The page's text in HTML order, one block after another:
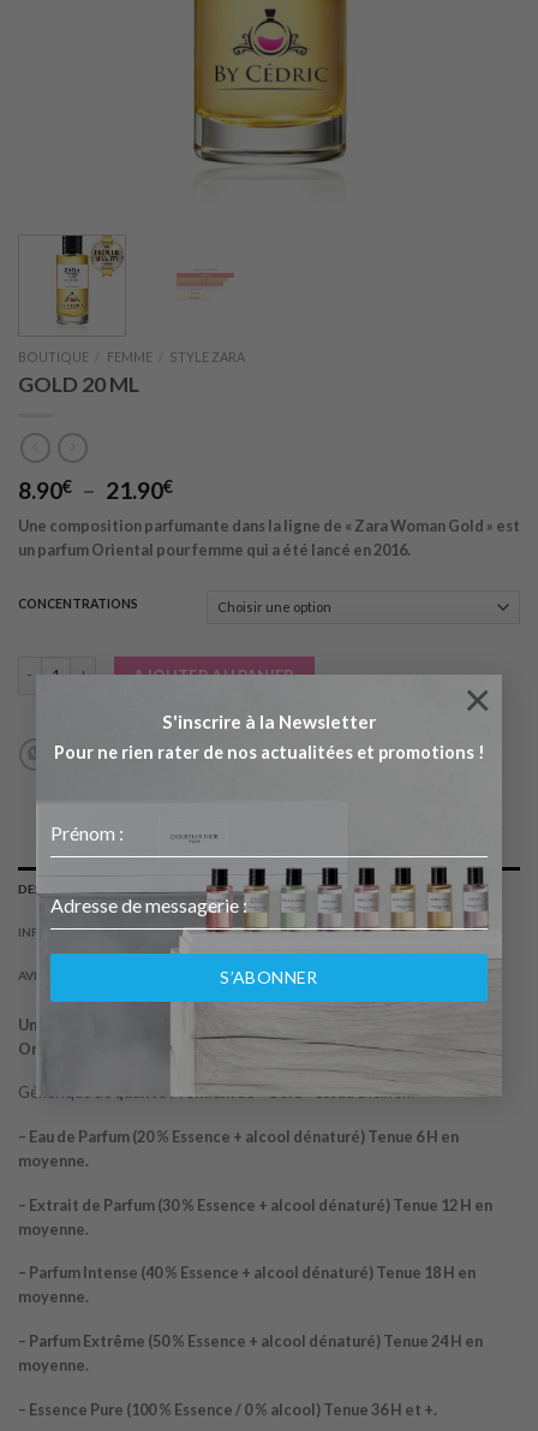
S'inscrire à la Newsletter
Pour ne rien rater de nos actualitées et promotions !
S’ABONNER
×
BOUTIQUE FEMME STYLE ZARA
GOLD 20 ML
8.90€ – 21.90€Plage
prix :
8.90€
21.90€
Une composition parfumante dans la ligne de « Zara Woman Gold » est
un parfum Oriental pour femme qui a été lancé en 2016.
CONCENTRATIONS
AJOUTER AU PANIER
DESCRIPTION
INFORMATIONS COMPLÉMENTAIRES
AVIS (0)
Une composition parfumante dans la ligne de « Gold » est un parfum
Oriental pour femme qui a été lancé en 2016.
Générique de qualité Premiumde« Gold »est au choix en:
– Eau de Parfum (20 % Essence + alcool dénaturé) Tenue 6 H en
moyenne.
– Extrait de Parfum (30 % Essence + alcool dénaturé) Tenue 12 H en
moyenne.
– Parfum Intense (40 % Essence + alcool dénaturé) Tenue 18 H en
moyenne.
– Parfum Extrême (50 % Essence + alcool dénaturé) Tenue 24 H en
moyenne.
– Essence Pure (100 % Essence / 0 % alcool) Tenue 36 H et +.